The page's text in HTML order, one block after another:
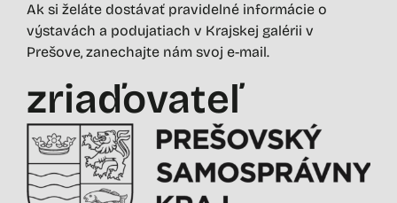
Ak si želáte dostávať pravidelné informácie o
výstavách a podujatiach v Krajskej galérii v
Prešove, zanechajte nám svoj e-mail.
zriaďovateľ